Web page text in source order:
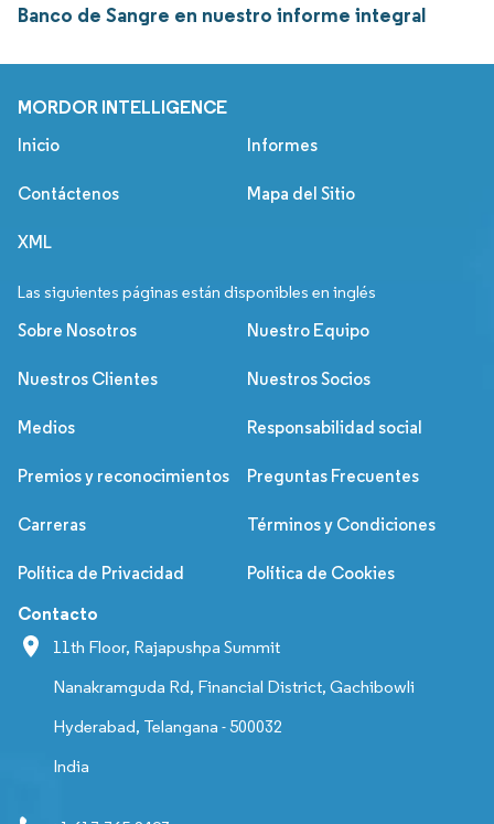
Banco de Sangre en nuestro informe integral
MORDOR INTELLIGENCE
Inicio Informes
Contáctenos Mapa del Sitio
XML
Las siguientes páginas están disponibles en inglés
Sobre Nosotros Nuestro Equipo
Nuestros Clientes Nuestros Socios
Medios Responsabilidad social
Premios y reconocimientos Preguntas Frecuentes
Carreras Términos y Condiciones
Política de Privacidad Política de Cookies
Contacto
11th Floor, Rajapushpa Summit
Nanakramguda Rd, Financial District, Gachibowli
Hyderabad, Telangana - 500032
India